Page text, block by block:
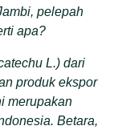
pelepah
apa?
L.) dari
produk ekspor
merupakan
Betara,